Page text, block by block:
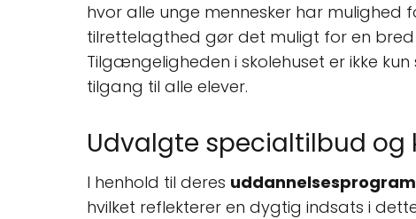
hvor alle unge mennesker har
tilrettelagthed gør det muligt for en
Tilgængeligheden i skolehuset er ikke
tilgang til alle elever.
Udvalgte specialtilbud og
I henhold til deres uddannelsesprogram
hvilket reflekterer en dygtig indsats i